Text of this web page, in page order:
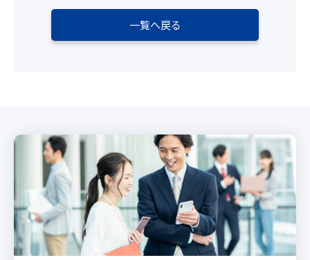
一覧へ戻る